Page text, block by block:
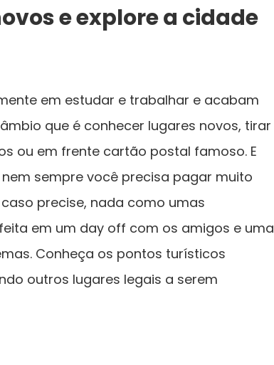
e explore a cidade
em estudar e trabalhar e acabam
que é conhecer lugares novos, tirar
ou em frente cartão postal famoso. E
sempre você precisa pagar muito
precise, nada como umas
em um day off com os amigos e uma
Conheça os pontos turísticos
outros lugares legais a serem